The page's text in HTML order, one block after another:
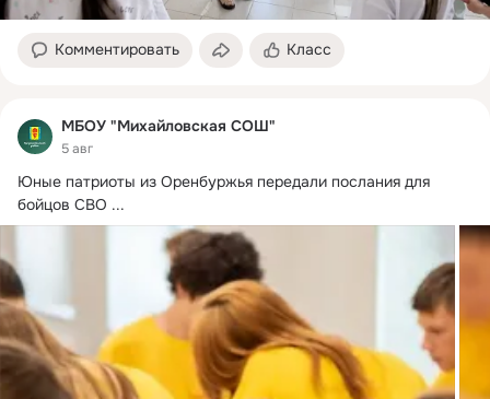
Комментировать Класс
МБОУ "Михайловская СОШ"
5 авг
Юные патриоты из Оренбуржья передали послания для
бойцов СВО ...